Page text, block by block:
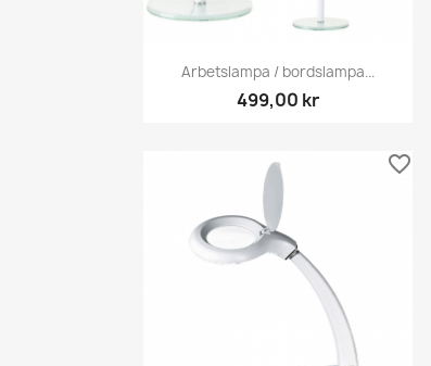
Snabbvy
Arbetslampa / bordslampa...
499,00 kr
favorite_border